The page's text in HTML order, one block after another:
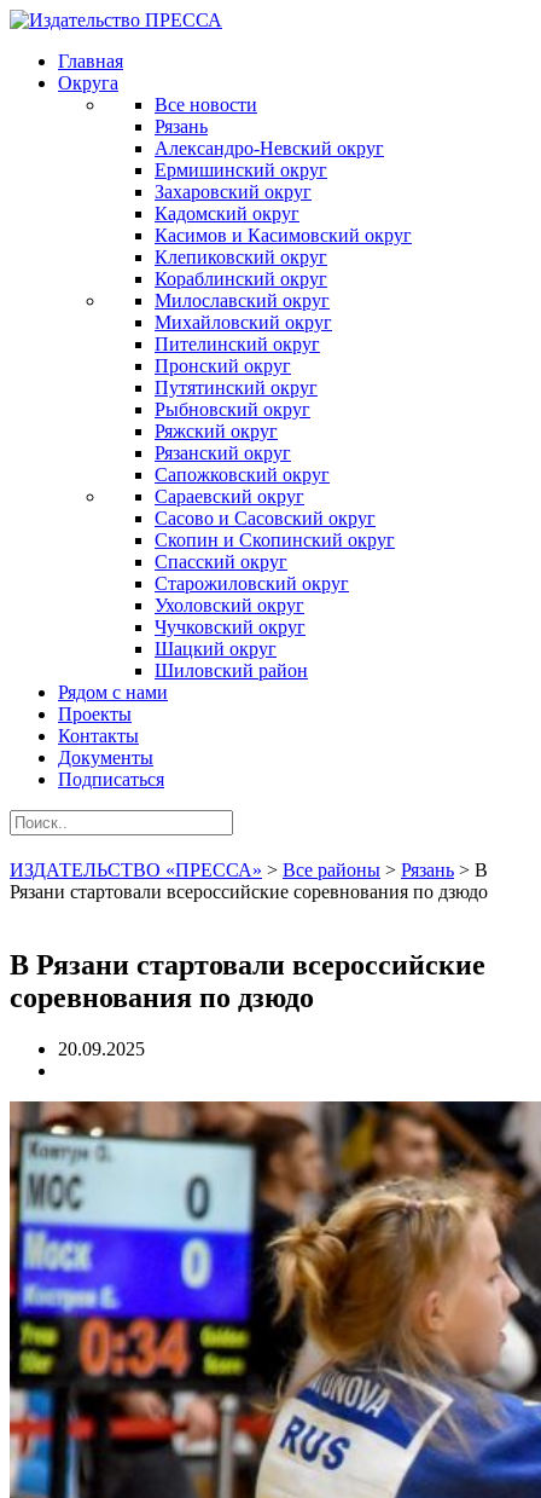
Главная
Округа
Все новости
Рязань
Александро-Невский округ
Ермишинский округ
Захаровский округ
Кадомский округ
Касимов и Касимовский округ
Клепиковский округ
Кораблинский округ
Милославский округ
Михайловский округ
Пителинский округ
Пронский округ
Путятинский округ
Рыбновский округ
Ряжский округ
Рязанский округ
Сапожковский округ
Сараевский округ
Сасово и Сасовский округ
Скопин и Скопинский округ
Спасский округ
Старожиловский округ
Ухоловский округ
Чучковский округ
Шацкий округ
Шиловский район
Рядом с нами
Проекты
Контакты
Документы
Подписаться
ИЗДАТЕЛЬСТВО «ПРЕССА» > Все районы > Рязань > В
Рязани стартовали всероссийские соревнования по дзюдо
В Рязани стартовали всероссийские
соревнования по дзюдо
20.09.2025